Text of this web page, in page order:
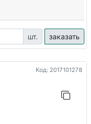
шт. заказать
Код: 2017101278